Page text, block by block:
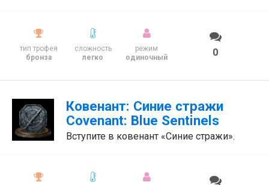
тип трофея
бронза
сложность
легко
режим
одиночный
0
Ковенант: Синие стражи
Covenant: Blue Sentinels
Вступите в ковенант «Синие стражи».